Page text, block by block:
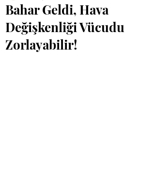
Bahar Geldi, Hava
Değişkenliği Vücudu
Zorlayabilir!